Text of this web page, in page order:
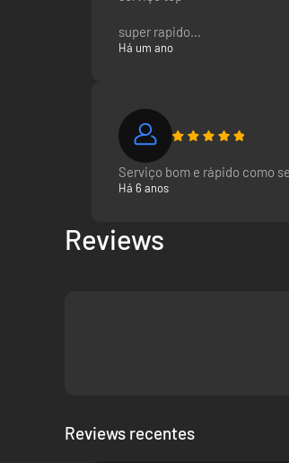
Os pilotos: os teus pilotos terão
Escolhe as pessoas certas
:
teus tempos de paragem nas boxes.
super rapido
Há um ano
Serviço bom e rápido como
Há 6 anos
Reviews
Reviews recentes